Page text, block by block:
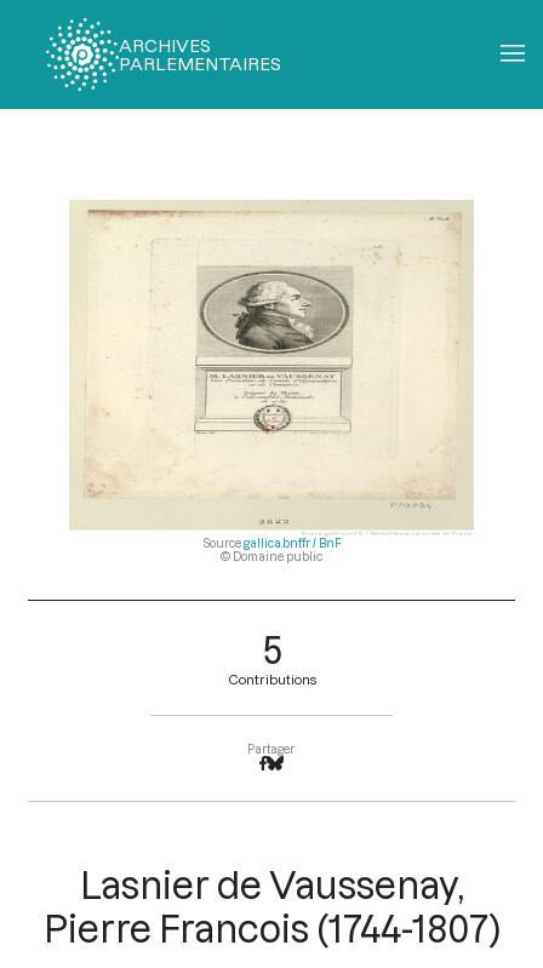
ARCHIVES
PARLEMENTAIRES
Source gallica.bnf.fr / BnF
© Domaine public
5
Contributions
Partager
Lasnier de Vaussenay,
Pierre Francois (1744-1807)